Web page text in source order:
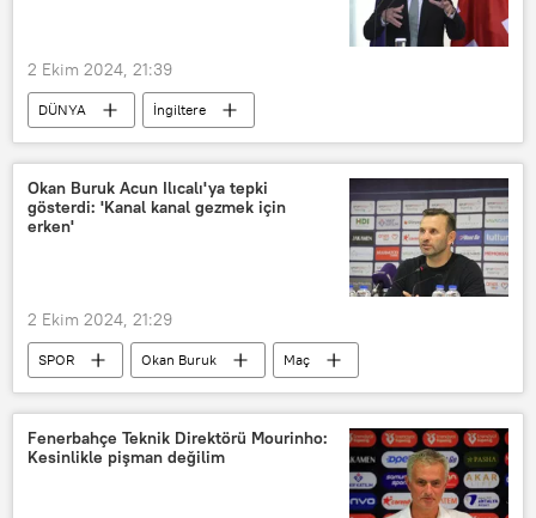
2 Ekim 2024, 21:39
DÜNYA
İngiltere
Keir Starmer
AB
AB Komisyonu
Ursula von der Leyen
Avrupa Birliği
Okan Buruk Acun Ilıcalı'ya tepki
gösterdi: 'Kanal kanal gezmek için
erken'
2 Ekim 2024, 21:29
SPOR Okan Buruk
Maç
Acun Ilıcalı
Avrupa Ligi
Fenerbahçe
Galatasaray
tarihi maç
Maç yayını
Fenerbahçe Teknik Direktörü Mourinho:
Kesinlikle pişman değilim